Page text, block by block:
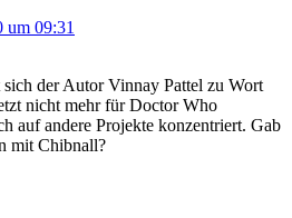
um 09:31
sich der Autor Vinnay Pattel zu Wort
nicht mehr für Doctor Who
auf andere Projekte konzentriert. Gab
mit Chibnall?